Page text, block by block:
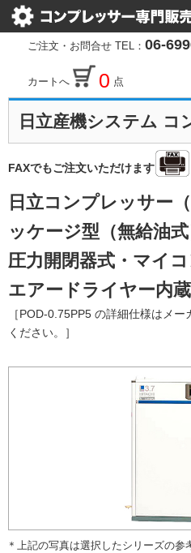
ご注文・お問合せ TEL： 06-
カートへ 0 点
日立産機システム コ
FAXでもご注文いただけます
日立コンプレッサー
ッケージ型（無給油式
圧力開閉器式・マイ
エアードライヤー内
［POD-0.75PP5 の詳細仕様はメ
ください。］
＊上記の写真は選択したシリーズの参